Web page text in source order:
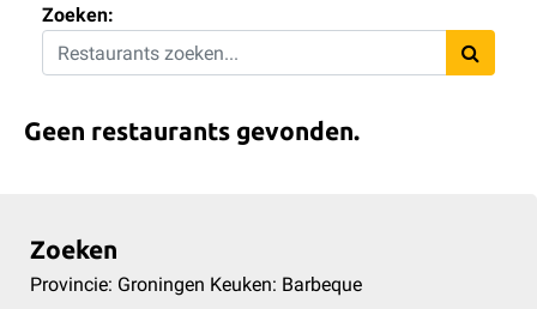
Zoeken:
Geen restaurants gevonden.
Zoeken
Provincie: Groningen Keuken: Barbeque